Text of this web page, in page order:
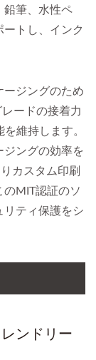
鉛筆、水性ペ
トし、インク
ージングのため
ードの接着力
維持します。
ジングの効率を
カスタム印刷
のMIT認証のソ
リティ保護をシ
ンドリー